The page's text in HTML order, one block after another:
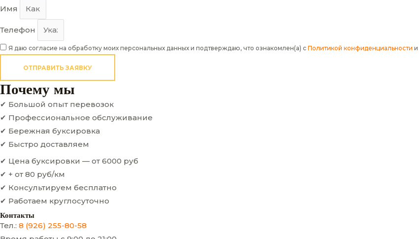
Имя
Телефон
Я даю согласие на обработку моих персональных данных и подтверждаю, что ознакомлен(а) с Политикой конфиденциальности и
ОТПРАВИТЬ ЗАЯВКУ
Почему мы
✔ Большой опыт перевозок
✔ Профессиональное обслуживание
✔ Бережная буксировка
✔ Быстро доставляем
✔ Цена буксировки — от 6000 руб
✔ + от 80 руб/км
✔ Консультируем бесплатно
✔ Работаем круглосуточно
Контакты
Тел.: 8 (926) 255-80-58